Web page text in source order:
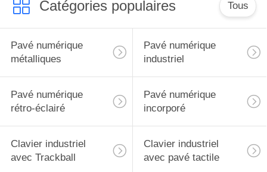
Catégories populaires Tous
Pavé numérique
métalliques
Pavé numérique
industriel
Pavé numérique
rétro-éclairé
Pavé numérique
incorporé
Clavier industriel
avec Trackball
Clavier industriel
avec pavé tactile